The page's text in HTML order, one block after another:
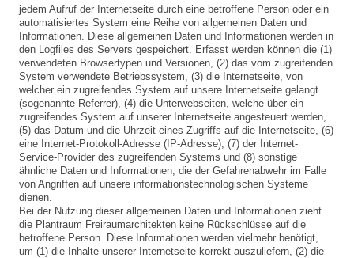
jedem Aufruf der Internetseite durch eine betroffene Person oder ein
automatisiertes System eine Reihe von allgemeinen Daten und
Informationen. Diese allgemeinen Daten und Informationen werden in
den Logfiles des Servers gespeichert. Erfasst werden können die (1)
verwendeten Browsertypen und Versionen, (2) das vom zugreifenden
System verwendete Betriebssystem, (3) die Internetseite, von
welcher ein zugreifendes System auf unsere Internetseite gelangt
(sogenannte Referrer), (4) die Unterwebseiten, welche über ein
zugreifendes System auf unserer Internetseite angesteuert werden,
(5) das Datum und die Uhrzeit eines Zugriffs auf die Internetseite, (6)
eine Internet-Protokoll-Adresse (IP-Adresse), (7) der Internet-
Service-Provider des zugreifenden Systems und (8) sonstige
ähnliche Daten und Informationen, die der Gefahrenabwehr im Falle
von Angriffen auf unsere informationstechnologischen Systeme
dienen.
Bei der Nutzung dieser allgemeinen Daten und Informationen zieht
die Plantraum Freiraumarchitekten keine Rückschlüsse auf die
betroffene Person. Diese Informationen werden vielmehr benötigt,
um (1) die Inhalte unserer Internetseite korrekt auszuliefern, (2) die